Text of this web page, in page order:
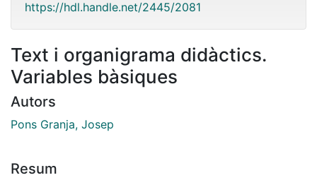
https://hdl.handle.net/2445/2081
Text i organigrama didàctics.
Variables bàsiques
Autors
Pons Granja, Josep
Resum